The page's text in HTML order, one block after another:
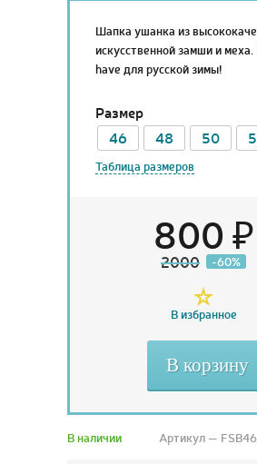
Шапка ушанка из
искусственной замши и
have для русской зимы!
Размер
46
48 50
Таблица размеров
800 ₽
2000 -60%
В избранное
В корзину
В наличии Артикул —